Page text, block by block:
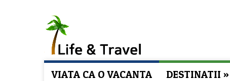
VIATA CA O VACANTA DESTINATII »